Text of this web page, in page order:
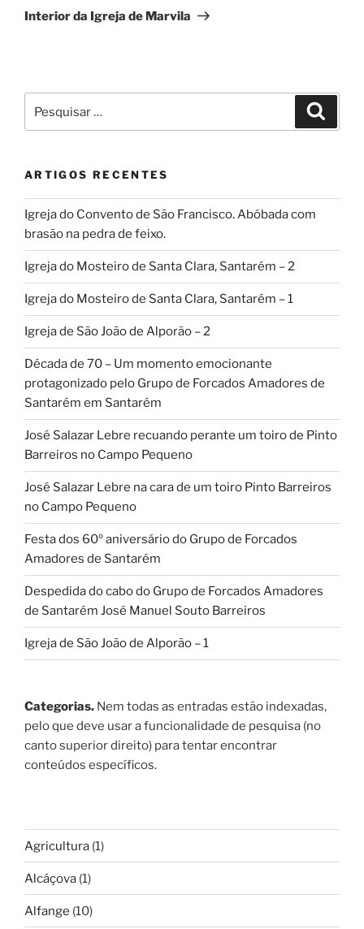
seguinte
Interior da Igreja de Marvila
por:
ARTIGOS RECENTES
Igreja do Convento de São Francisco. Abóbada com
brasão na pedra de feixo.
Igreja do Mosteiro de Santa Clara, Santarém – 2
Igreja do Mosteiro de Santa Clara, Santarém – 1
Igreja de São João de Alporão – 2
Década de 70 – Um momento emocionante
protagonizado pelo Grupo de Forcados Amadores de
Santarém em Santarém
José Salazar Lebre recuando perante um toiro de Pinto
Barreiros no Campo Pequeno
José Salazar Lebre na cara de um toiro Pinto Barreiros
no Campo Pequeno
Festa dos 60º aniversário do Grupo de Forcados
Amadores de Santarém
Despedida do cabo do Grupo de Forcados Amadores
de Santarém José Manuel Souto Barreiros
Igreja de São João de Alporão – 1
Categorias. Nem todas as entradas estão indexadas,
pelo que deve usar a funcionalidade de pesquisa (no
canto superior direito) para tentar encontrar
conteúdos específicos.
Agricultura (1)
Alcáçova (1)
Alfange (10)